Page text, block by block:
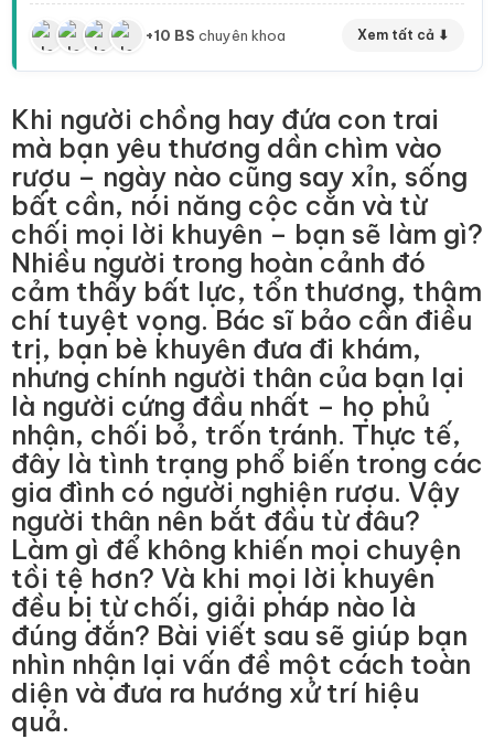
+10 BS chuyên khoa Xem tất cả ⬇
Khi người chồng hay đứa con trai
mà bạn yêu thương dần chìm vào
rượu – ngày nào cũng say xỉn, sống
bất cần, nói năng cộc cằn và từ
chối mọi lời khuyên – bạn sẽ làm gì?
Nhiều người trong hoàn cảnh đó
cảm thấy bất lực, tổn thương, thậm
chí tuyệt vọng. Bác sĩ bảo cần điều
trị, bạn bè khuyên đưa đi khám,
nhưng chính người thân của bạn lại
là người cứng đầu nhất – họ phủ
nhận, chối bỏ, trốn tránh. Thực tế,
đây là tình trạng phổ biến trong các
gia đình có người nghiện rượu. Vậy
người thân nên bắt đầu từ đâu?
Làm gì để không khiến mọi chuyện
tồi tệ hơn? Và khi mọi lời khuyên
đều bị từ chối, giải pháp nào là
đúng đắn? Bài viết sau sẽ giúp bạn
nhìn nhận lại vấn đề một cách toàn
diện và đưa ra hướng xử trí hiệu
quả.